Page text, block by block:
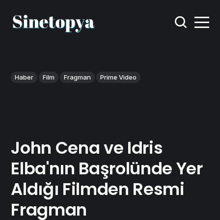
Haber Film Fragman Prime Video
John Cena ve Idris
Elba'nın Başrolünde Yer
Aldığı Filmden Resmi
Fragman